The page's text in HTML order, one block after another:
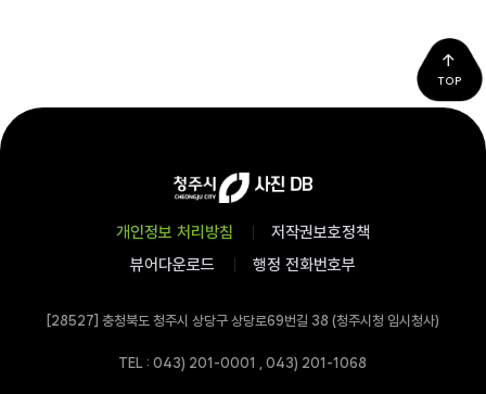
TOP
개인정보 처리방침
저작권보호정책
뷰어다운로드
행정 전화번호부
[28527] 충청북도 청주시 상당구 상당로69번길 38 (청주시청 임시청사)
TEL : 043) 201-0001 , 043) 201-1068